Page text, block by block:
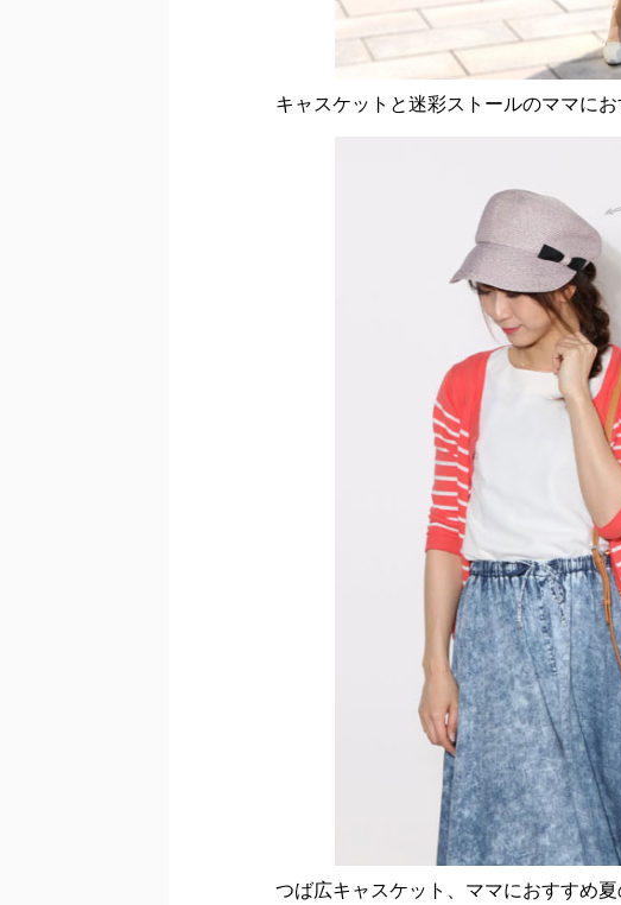
キャスケットと迷彩ストールのママに
つば広キャスケット、ママにおすすめ